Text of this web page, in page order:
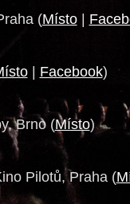
(Místo|
| Facebook)
Brno (Místo)
Pilotů, Praha (